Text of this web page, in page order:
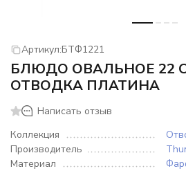
Артикул:БТФ1221
БЛЮДО ОВАЛЬНОЕ 22
ОТВОДКА ПЛАТИНА
Написать отзыв
Коллекция
Производитель
Материал